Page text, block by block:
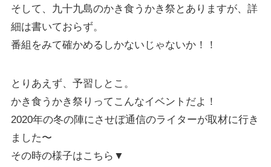
そして、九十九島のかき食うかき祭とありますが、詳
細は書いておらず。
番組をみて確かめるしかないじゃないか！！
とりあえず、予習しとこ。
かき食うかき祭りってこんなイベントだよ！
2020年の冬の陣にさせぼ通信のライターが取材に行き
ました〜
その時の様子はこちら▼